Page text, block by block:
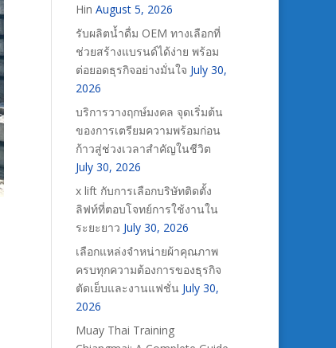
Hin August 5, 2026
รับผลิตน้ำดื่ม OEM ทางเลือกที่
ช่วยสร้างแบรนด์ได้ง่าย พร้อม
ต่อยอดธุรกิจอย่างมั่นใจ July 30,
2026
บริการวางฤกษ์มงคล จุดเริ่มต้น
ของการเตรียมความพร้อมก่อน
ก้าวสู่ช่วงเวลาสำคัญในชีวิต
July 30, 2026
x lift กับการเลือกบริษัทติดตั้ง
ลิฟท์ที่ตอบโจทย์การใช้งานใน
ระยะยาว July 30, 2026
เลือกแหล่งจำหน่ายผ้าคุณภาพ
ครบทุกความต้องการของธุรกิจ
ตัดเย็บและงานแฟชั่น July 30,
2026
Muay Thai Training